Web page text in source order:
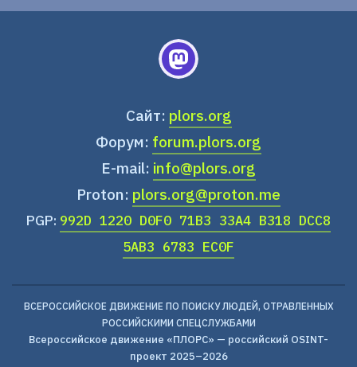
Сайт: plors.org
Форум: forum.plors.org
E-mail: info@plors.org
Proton: plors.org@proton.me
PGP: 992D 1220 D0F0 71B3 33A4 B318 DCC8
5AB3 6783 EC0F
ВСЕРОССИЙСКОЕ ДВИЖЕНИЕ ПО ПОИСКУ ЛЮДЕЙ, ОТРАВЛЕННЫХ
РОССИЙСКИМИ СПЕЦСЛУЖБАМИ
Всероссийское движение «ПЛОРС» — российский OSINT-
проект 2025–2026